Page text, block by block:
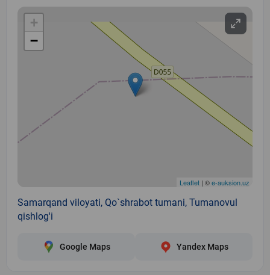
+
−
Leaflet | ©e-auksion.uz
Samarqand viloyati, Qo`shrabot tumani, Tumanovul
qishlog'i
Google Maps Yandex Maps